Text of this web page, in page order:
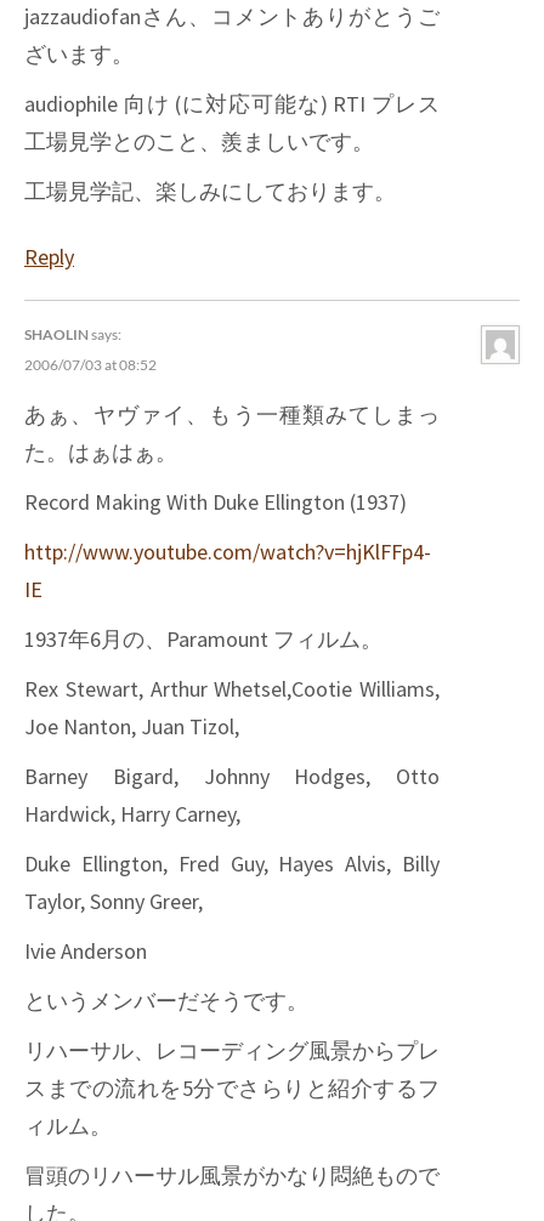
jazzaudiofanさん、コメントありがとうご
ざいます。
audiophile 向け (に対応可能な) RTI プレス
工場見学とのこと、羨ましいです。
工場見学記、楽しみにしております。
Reply
SHAOLINsays:
2006/07/03 at 08:52
あぁ、ヤヴァイ、もう一種類みてしまっ
た。はぁはぁ。
Record Making With Duke Ellington (1937)
http://www.youtube.com/watch?v=hjKlFFp4-
IE
1937年6月の、Paramount フィルム。
Rex Stewart, Arthur Whetsel,Cootie Williams,
Joe Nanton, Juan Tizol,
Barney Bigard, Johnny Hodges, Otto
Hardwick, Harry Carney,
Duke Ellington, Fred Guy, Hayes Alvis, Billy
Taylor, Sonny Greer,
Ivie Anderson
というメンバーだそうです。
リハーサル、レコーディング風景からプレ
スまでの流れを5分でさらりと紹介するフ
ィルム。
冒頭のリハーサル風景がかなり悶絶もので
した。